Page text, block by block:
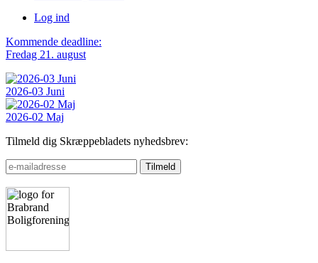
Log ind
Kommende deadline:
Fredag 21. august
2026-03 Juni
2026-02 Maj
Tilmeld dig Skræppebladets nyhedsbrev: